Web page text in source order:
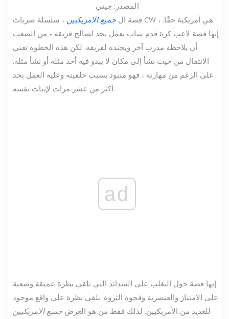
المصدر: جيتي
قصة الجميع الامريكيين ، سلسلة ضربات CW ، هي أمريكية حقًا.
إنها قصة لاعب كرة قدم شاب يعمل بجد لصالح فريقه - من الصعب
أن يلاحظه مدرب آخر ويجنده لفريقه. لكن هذه الخطوة تعني
الانتقال من حيث نشأ إلى مكان لا يبدو فيه أحد مثله أو نشأ مثله.
على الرغم من مهارته ، فهو منبوذ بسبب خلفيته وعليه العمل بجد
أكثر من عشر مرات لإثبات نفسه.
ad
إنها قصة حول التغلب على الشدائد التي تلقي نظرة عميقة وصعبة
على الامتياز والعنصرية وفجوة الثروة. يلقي نظرة على واقع موجود
للعديد من الأمريكيين. لذلك فقط من هو العرض جميع الامريكيين